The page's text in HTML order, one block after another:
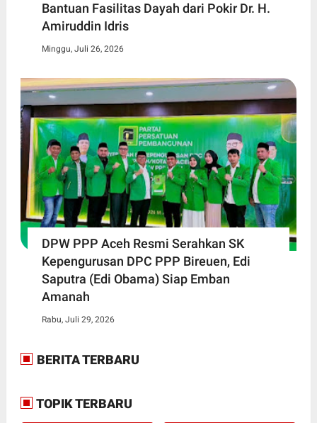
Bantuan Fasilitas Dayah dari Pokir Dr. H.
Amiruddin Idris
Minggu, Juli 26, 2026
DPW PPP Aceh Resmi Serahkan SK
Kepengurusan DPC PPP Bireuen, Edi
Saputra (Edi Obama) Siap Emban
Amanah
Rabu, Juli 29, 2026
BERITA TERBARU
TOPIK TERBARU